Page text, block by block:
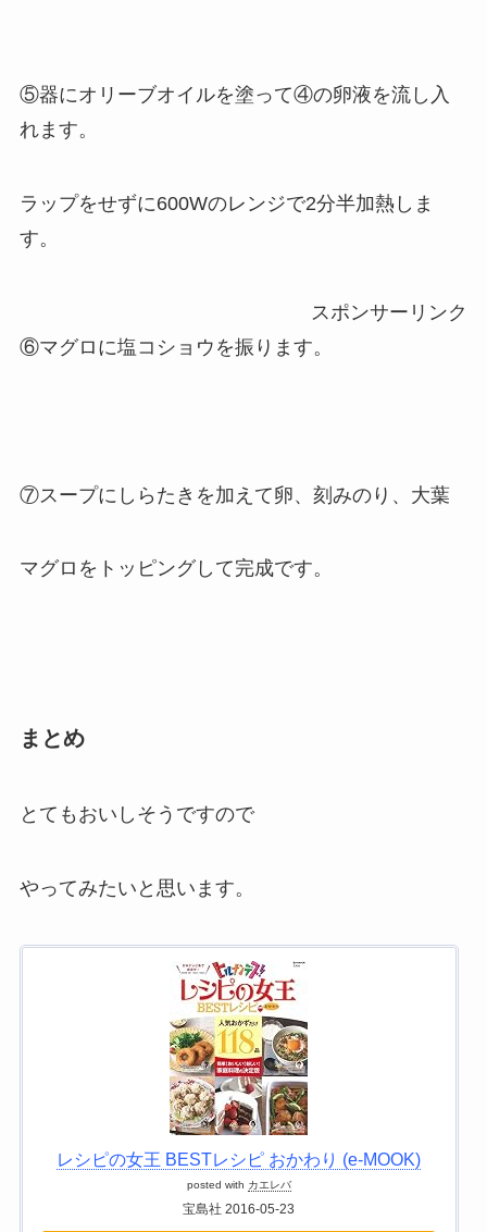
⑤器にオリーブオイルを塗って④の卵液を流し入
れます。
ラップをせずに600Wのレンジで2分半加熱しま
す。
スポンサーリンク
⑥マグロに塩コショウを振ります。
⑦スープにしらたきを加えて卵、刻みのり、大葉
マグロをトッピングして完成です。
まとめ
とてもおいしそうですので
やってみたいと思います。
レシピの女王 BESTレシピ おかわり (e-MOOK)
posted with カエレバ
宝島社 2016-05-23